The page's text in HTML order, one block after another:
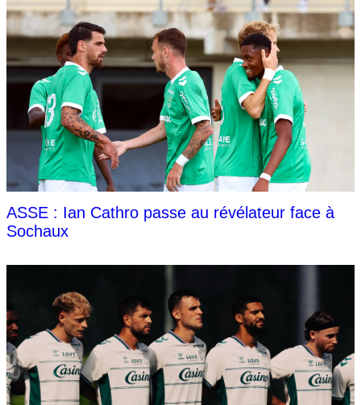
ASSE : Ian Cathro passe au révélateur face à
Sochaux